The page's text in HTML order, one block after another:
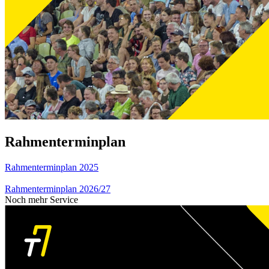
Rahmenterminplan
Rahmenterminplan 2025
Rahmenterminplan 2026/27
Noch mehr Service